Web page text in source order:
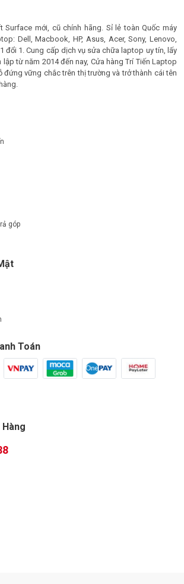
Surface mới, cũ chính hãng. Sỉ lẻ toàn Quốc máy
Dell, Macbook, HP, Asus, Acer, Sony, Lenovo,
đổi 1. Cung cấp dịch vụ sửa chữa laptop uy tín, lấy
lập từ năm 2014 đến nay, Cửa hàng Trí Tiến Laptop
vững chắc trên thị trường và trở thành cái tên
góp
Toán
Hàng